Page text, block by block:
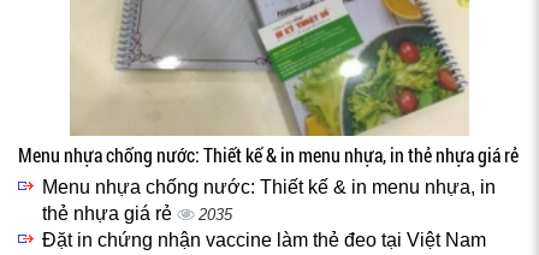
Menu nhựa chống nước: Thiết kế & in menu nhựa, in thẻ nhựa giá rẻ
Menu nhựa chống nước: Thiết kế & in menu nhựa, in
thẻ nhựa giá rẻ
2035
Đặt in chứng nhận vaccine làm thẻ đeo tại Việt Nam